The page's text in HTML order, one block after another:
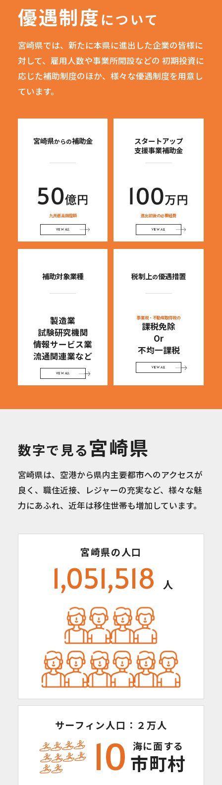
優遇制度について
宮崎県では、新たに本県に進出した企業の皆様に
対して、雇用人数や事業所開設などの 初期投資に
応じた補助制度のほか、様々な優遇制度を用意し
ています。
宮崎県からの補助金
九州最高限度額
VIEW ALL
スタートアップ
支援事業補助金
進出前後の必要経費
VIEW ALL
補助対象業種
製造業
試験研究機関
情報サービス業
流通関連業など
VIEW ALL
税制上の優遇措置
事業税・不動産取得税の
課税免除
Or
不均一課税
VIEW ALL
数字で見る宮崎県
宮崎県は、空港から県内主要都市へのアクセスが
良く、職住近接、レジャーの充実など、 様々な魅
力にあふれ、近年は移住世帯も増加しています。
宮崎県の人口
1,051,518 人
サーフィン人口：２万人
10 海に面する
市町村